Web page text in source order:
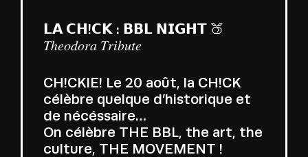
𝗟𝗔 𝗖𝗛!𝗖𝗞 : 𝗕𝗕𝗟 𝗡𝗜𝗚𝗛𝗧 🍑
𝑇ℎ𝑒𝑜𝑑𝑜𝑟𝑎 𝑇𝑟𝑖𝑏𝑢𝑡𝑒
CH!CKIE! Le 20 août, la CH!CK
célèbre quelque d’historique et
de nécéssaire…
On célèbre THE BBL, the art, the
culture, THE MOVEMENT !